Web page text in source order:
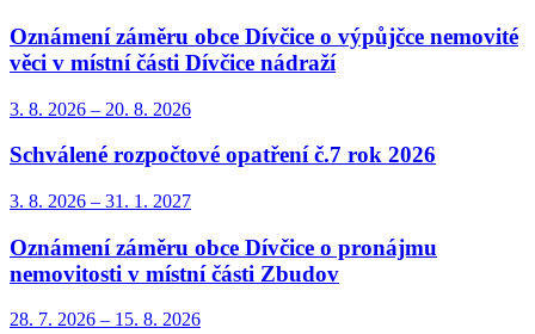
Oznámení záměru obce Dívčice o výpůjčce nemovité
věci v místní části Dívčice nádraží
3. 8. 2026 – 20. 8. 2026
Schválené rozpočtové opatření č.7 rok 2026
3. 8. 2026 – 31. 1. 2027
Oznámení záměru obce Dívčice o pronájmu
nemovitosti v místní části Zbudov
28. 7. 2026 – 15. 8. 2026